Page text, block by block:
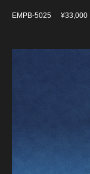
EMPB-5025 ¥33,000